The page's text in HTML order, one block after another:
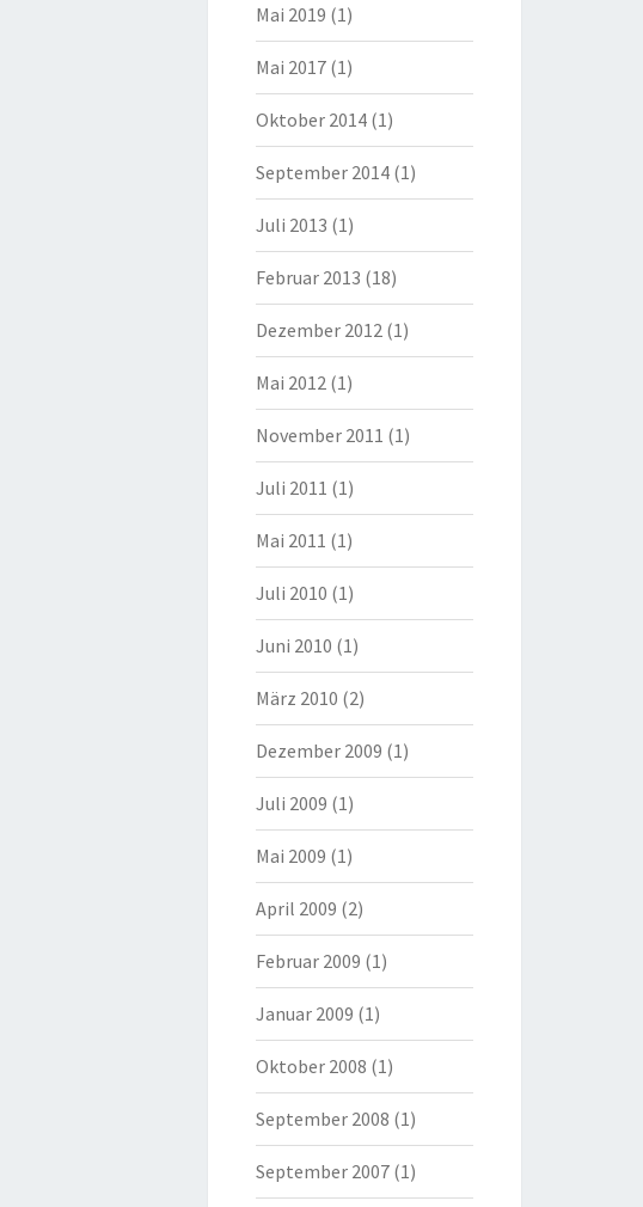
Mai 2019 (1)
Mai 2017(1)
Oktober 2014(1)
September 2014(1)
Juli 2013 (1)
Februar 2013 (18)
Dezember 2012(1)
Mai 2012(1)
November 2011 (1)
Juli 2011 (1)
Mai 2011 (1)
Juli 2010 (1)
Juni 2010 (1)
März 2010 (2)
Dezember 2009 (1)
Juli 2009 (1)
Mai 2009 (1)
April 2009 (2)
Februar 2009 (1)
Januar 2009 (1)
Oktober 2008 (1)
September 2008 (1)
September 2007(1)